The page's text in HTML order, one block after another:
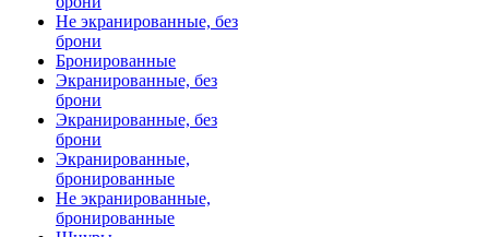
Не экранированные, без
брони
Бронированные
Экранированные, без
брони
Экранированные, без
брони
Экранированные,
бронированные
Не экранированные,
бронированные